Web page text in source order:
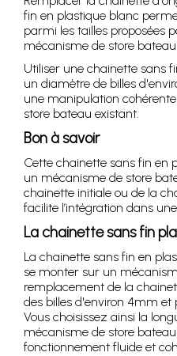
fin en plastique blanc
parmi les tailles proposées
mécanisme de store bateau
Utiliser une chainette sans
un diamètre de billes
une manipulation
store bateau existant.
Bon à savoir
Cette chainette sans fin en
un mécanisme de store
chainette initiale ou de la
facilite l’intégration dans
La chainette sans fin
La chainette sans fin en
se monter sur un
remplacement de la
des billes d'environ 4mm et
Vous choisissez ainsi la
mécanisme de store
fonctionnement fluide et